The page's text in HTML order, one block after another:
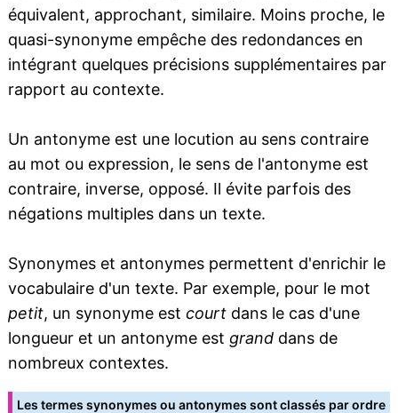
équivalent, approchant, similaire. Moins proche, le
quasi-synonyme empêche des redondances en
intégrant quelques précisions supplémentaires par
rapport au contexte.
Un antonyme est une locution au sens contraire
au mot ou expression, le sens de l'antonyme est
contraire, inverse, opposé. Il évite parfois des
négations multiples dans un texte.
Synonymes et antonymes permettent d'enrichir le
vocabulaire d'un texte. Par exemple, pour le mot
petit, un synonyme est courtdans le cas d'une
longueur et un antonyme est granddans de
nombreux contextes.
Les termes synonymes ou antonymes sont classés par ordre